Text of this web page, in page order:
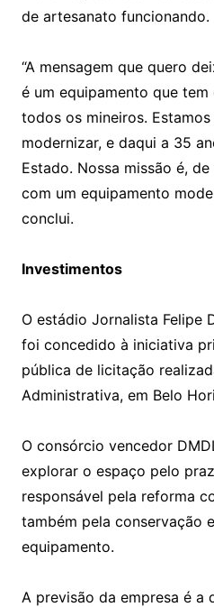
de artesanato funcionando.
“A mensagem que quero
é um equipamento que
todos os mineiros.
modernizar, e daqui a 35
Estado. Nossa missão é,
com um equipamento
conclui.
Investimentos
O estádio Jornalista Felipe
foi concedido à iniciativa
pública de licitação
Administrativa, em Belo
O consórcio vencedor
explorar o espaço pelo
responsável pela reforma
também pela conservação
equipamento.
A previsão da empresa é a